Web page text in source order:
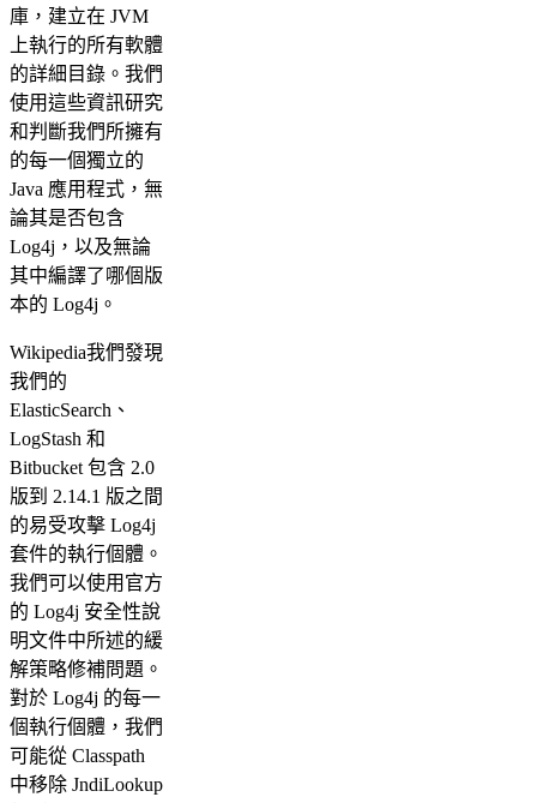
庫，建立在 JVM
上執行的所有軟體
的詳細目錄。我們
使用這些資訊研究
和判斷我們所擁有
的每一個獨立的
Java 應用程式，無
論其是否包含
Log4j，以及無論
其中編譯了哪個版
本的 Log4j。
Wikipedia我們發現
我們的
ElasticSearch、
LogStash 和
Bitbucket 包含 2.0
版到 2.14.1 版之間
的易受攻擊 Log4j
套件的執行個體。
我們可以使用官方
的 Log4j 安全性說
明文件中所述的緩
解策略修補問題。
對於 Log4j 的每一
個執行個體，我們
可能從 Classpath
中移除 JndiLookup